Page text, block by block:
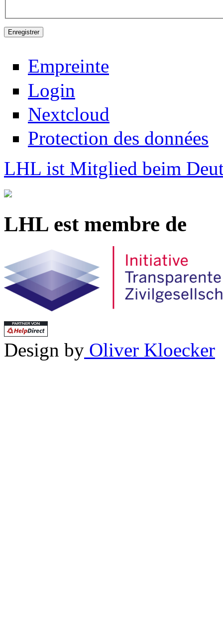
Empreinte
Login
Nextcloud
Protection des données
LHL ist Mitglied beim
LHL est membre de
Design by Oliver Kloecker